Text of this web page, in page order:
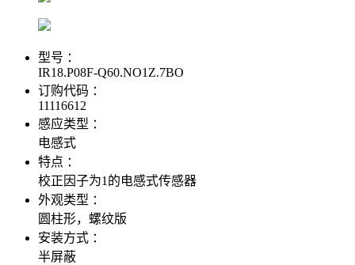
型号 ：
IR18.P08F-Q60.NO1Z.7BO
订购代码 ：
11116612
感应类型 ：
电感式
特点 ：
校正因子为1的电感式传感器
外观类型 ：
圆柱形，螺纹版
安装方式 ：
半屏蔽